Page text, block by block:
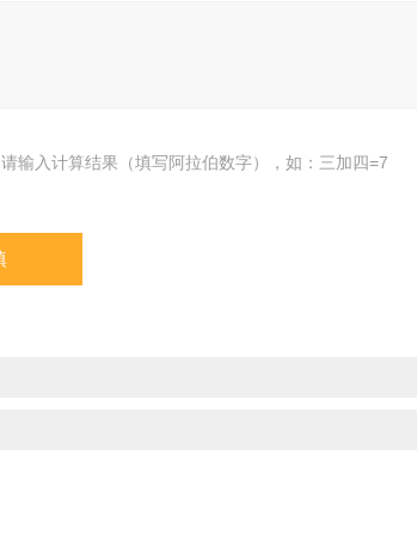
请输入计算结果（填写阿拉伯数字），如：三加四=7